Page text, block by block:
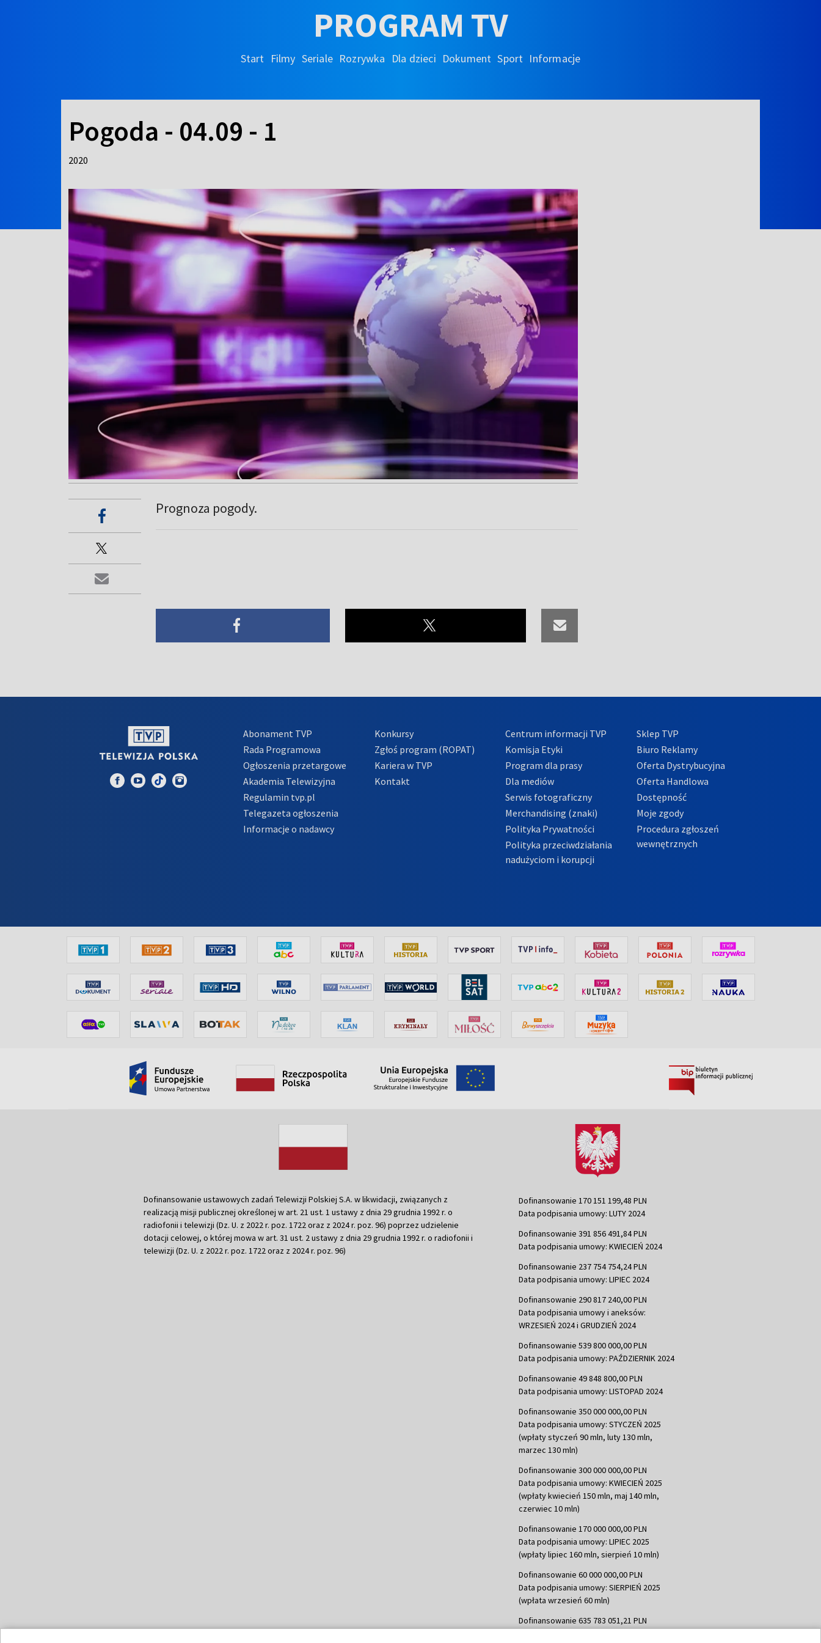
PROGRAM TV
Start Filmy Seriale Rozrywka Dla dzieci Dokument Sport Informacje
Pogoda - 04.09 - 1
2020
Prognoza pogody.
Abonament TVP
Rada Programowa
Ogłoszenia przetargowe
Akademia Telewizyjna
Regulamin tvp.pl
Telegazeta ogłoszenia
Informacje o nadawcy
Konkursy
Zgłoś program (ROPAT)
Kariera w TVP
Kontakt
Centrum informacji TVP
Komisja Etyki
Program dla prasy
Dla mediów
Serwis fotograficzny
Merchandising (znaki)
Polityka Prywatności
Polityka przeciwdziałania
nadużyciom i korupcji
Sklep TVP
Biuro Reklamy
Oferta Dystrybucyjna
Oferta Handlowa
Dostępność
Moje zgody
Procedura zgłoszeń
wewnętrznych
Dofinansowanie ustawowych zadań Telewizji Polskiej S.A. w likwidacji, związanych z
realizacją misji publicznej określonej w art. 21 ust. 1 ustawy z dnia 29 grudnia 1992 r. o
radiofonii i telewizji (Dz. U. z 2022 r. poz. 1722 oraz z 2024 r. poz. 96) poprzez udzielenie
dotacji celowej, o której mowa w art. 31 ust. 2 ustawy z dnia 29 grudnia 1992 r. o radiofonii i
telewizji (Dz. U. z 2022 r. poz. 1722 oraz z 2024 r. poz. 96)
Dofinansowanie 170 151 199,48 PLN
Data podpisania umowy: LUTY 2024
Dofinansowanie 391 856 491,84 PLN
Data podpisania umowy: KWIECIEŃ 2024
Dofinansowanie 237 754 754,24 PLN
Data podpisania umowy: LIPIEC 2024
Dofinansowanie 290 817 240,00 PLN
Data podpisania umowy i aneksów:
WRZESIEŃ 2024 i GRUDZIEŃ 2024
Dofinansowanie 539 800 000,00 PLN
Data podpisania umowy: PAŹDZIERNIK 2024
Dofinansowanie 49 848 800,00 PLN
Data podpisania umowy: LISTOPAD 2024
Dofinansowanie 350 000 000,00 PLN
Data podpisania umowy: STYCZEŃ 2025
(wpłaty styczeń 90 mln, luty 130 mln,
marzec 130 mln)
Dofinansowanie 300 000 000,00 PLN
Data podpisania umowy: KWIECIEŃ 2025
(wpłaty kwiecień 150 mln, maj 140 mln,
czerwiec 10 mln)
Dofinansowanie 170 000 000,00 PLN
Data podpisania umowy: LIPIEC 2025
(wpłaty lipiec 160 mln, sierpień 10 mln)
Dofinansowanie 60 000 000,00 PLN
Data podpisania umowy: SIERPIEŃ 2025
(wpłata wrzesień 60 mln)
Dofinansowanie 635 783 051,21 PLN